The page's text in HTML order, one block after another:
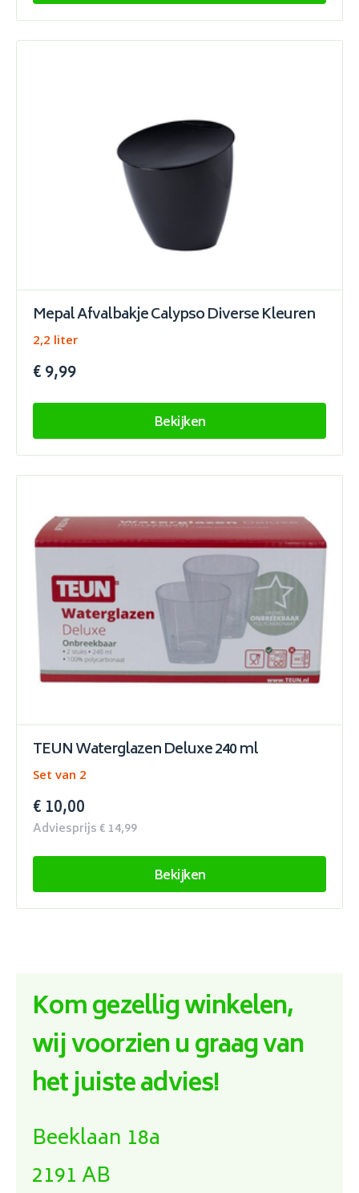
Mepal Afvalbakje Calypso Diverse Kleuren
2,2 liter
€ 9,99
Bekijken
TEUN Waterglazen Deluxe 240 ml
Set van 2
€ 10,00
Adviesprijs € 14,99
Bekijken
Kom gezellig winkelen,
wij voorzien u graag van
het juiste advies!
Beeklaan 18a
2191 AB